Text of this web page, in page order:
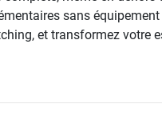
sans équipement
et transformez votre